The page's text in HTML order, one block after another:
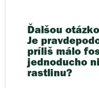
Ďalšou
Je
príliš málo
jednoducho
rastlinu?